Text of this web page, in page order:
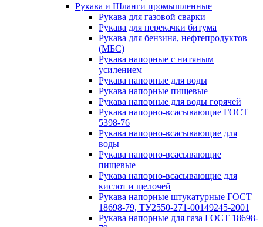
Рукава и Шланги промышленные
Рукава для газовой сварки
Рукава для перекачки битума
Рукава для бензина, нефтепродуктов
(МБС)
Рукава напорные с нитяным
усилением
Рукава напорные для воды
Рукава напорные пищевые
Рукава напорные для воды горячей
Рукава напорно-всасывающие ГОСТ
5398-76
Рукава напорно-всасывающие для
воды
Рукава напорно-всасывающие
пищевые
Рукава напорно-всасывающие для
кислот и щелочей
Рукава напорные штукатурные ГОСТ
18698-79, ТУ2550-271-00149245-2001
Рукава напорные для газа ГОСТ 18698-